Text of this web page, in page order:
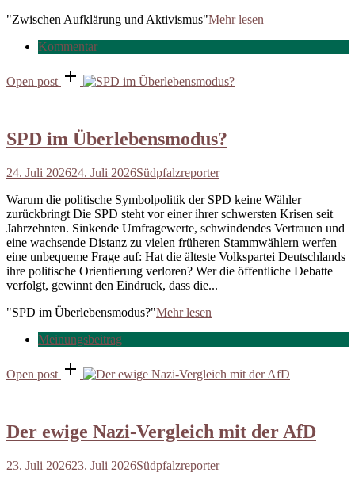
"Zwischen Aufklärung und Aktivismus"Mehr lesen
Kommentar
Open post
SPD im Überlebensmodus?
24. Juli 202624. Juli 2026Südpfalzreporter
Warum die politische Symbolpolitik der SPD keine Wähler
zurückbringt Die SPD steht vor einer ihrer schwersten Krisen seit
Jahrzehnten. Sinkende Umfragewerte, schwindendes Vertrauen und
eine wachsende Distanz zu vielen früheren Stammwählern werfen
eine unbequeme Frage auf: Hat die älteste Volkspartei Deutschlands
ihre politische Orientierung verloren? Wer die öffentliche Debatte
verfolgt, gewinnt den Eindruck, dass die...
"SPD im Überlebensmodus?"Mehr lesen
Meinungsbeitrag
Open post
Der ewige Nazi-Vergleich mit der AfD
23. Juli 202623. Juli 2026Südpfalzreporter